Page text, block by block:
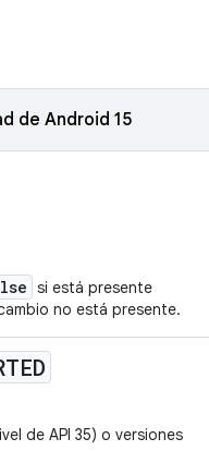
de Android 15
si está presente
no está presente.
de API 35) o versiones